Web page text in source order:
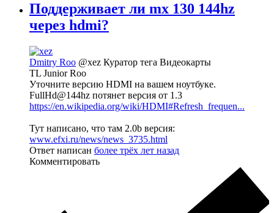
Поддерживает ли mx 130 144hz
через hdmi?
Dmitry Roo @xez Куратор тега Видеокарты
TL Junior Roo
Уточните версию HDMI на вашем ноутбуке.
FullHd@144hz потянет версия от 1.3
https://en.wikipedia.org/wiki/HDMI#Refresh_frequen...
Тут написано, что там 2.0b версия:
www.efxi.ru/news/news_3735.html
Ответ написан более трёх лет назад
Комментировать